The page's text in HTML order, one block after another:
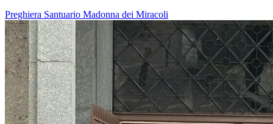
Preghiera Santuario Madonna dei Miracoli